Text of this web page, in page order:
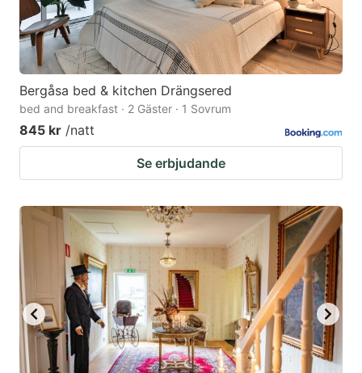
Bergåsa bed & kitchen Drängsered
bed and breakfast · 2 Gäster · 1 Sovrum
845 kr /natt
Se erbjudande